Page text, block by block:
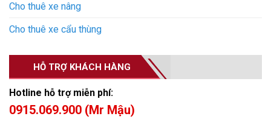
Cho thuê xe nâng
Cho thuê xe cẩu thùng
HỖ TRỢ KHÁCH HÀNG
Hotline hỗ trợ miễn phí:
0915.069.900 (Mr Mậu)